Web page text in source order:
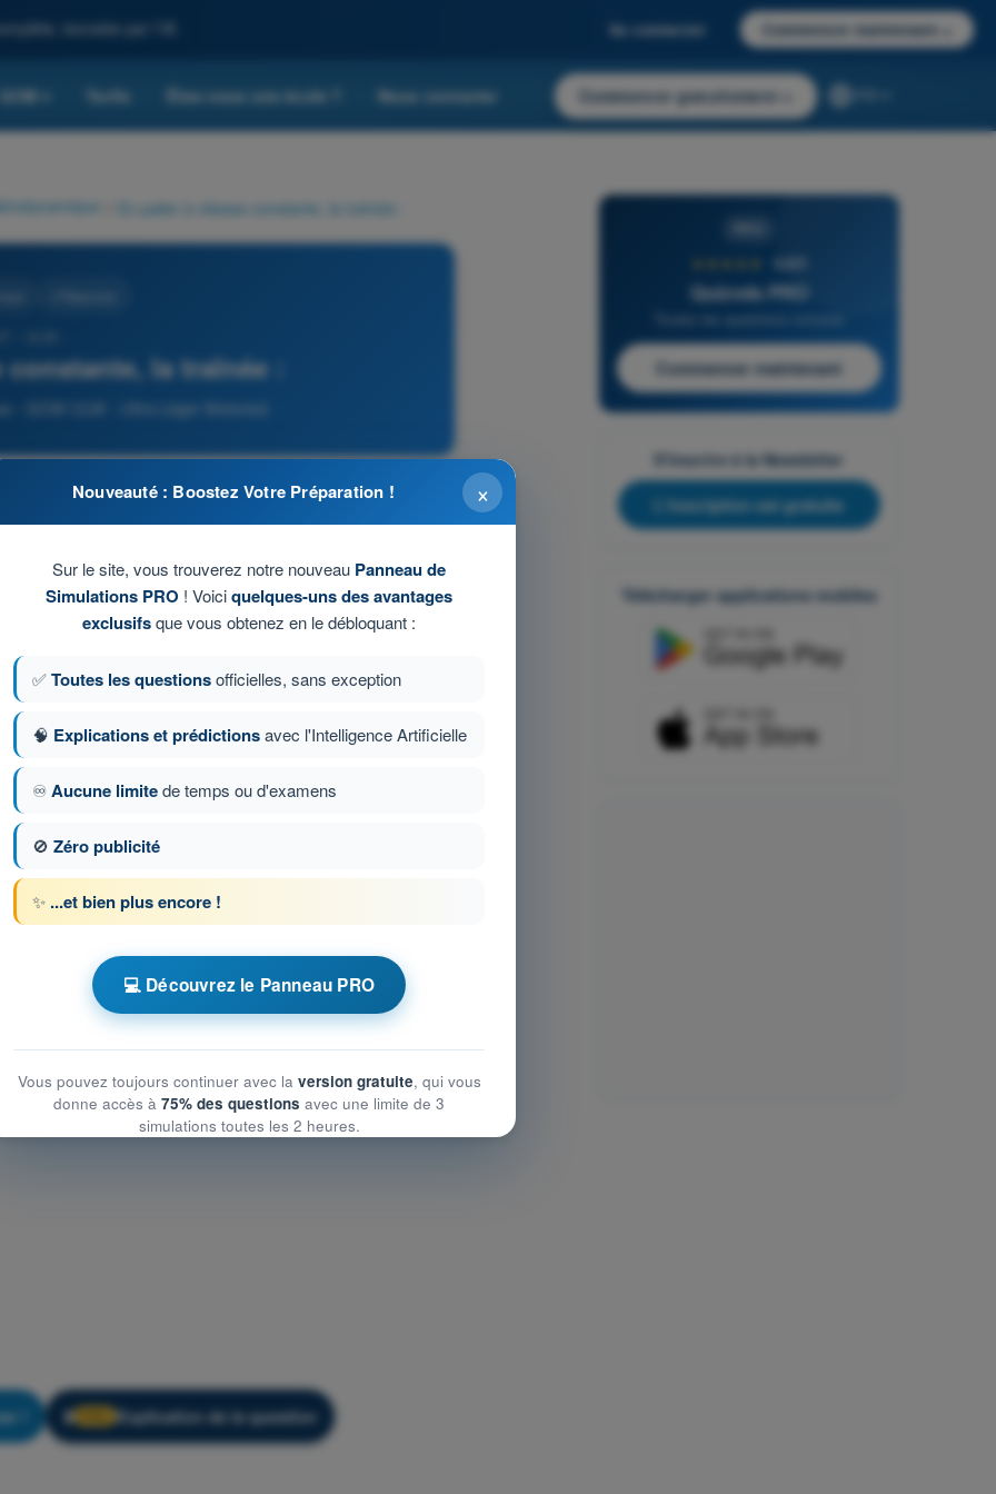
boostée par l'IA Se connecter Commencer maintenant
QCM Tarifs Êtes-vous une école ? Nous contacter Commencer gratuitement
En palier à vitesse constante, la traînée :
la traînée :
- QCM ULM - Ultra Léger Motorisé
traînée en ligne droite lorsque le virage est stabilisé.
236 sur 409 Question suivante
QCM ULM - Ultra Léger Motorisé
ULM - Aérodynamique
! 🔒 Explication de la question
4,6/5
Quizvds PRO
Commencer maintenant
S'inscrire à la Newsletter
L'inscription est gratuite
Télécharger applications mobiles
×
Nouveauté : Boostez Votre Préparation !
Sur le site, vous trouverez notre nouveau Panneau de
Simulations PRO ! Voiciquelques-uns des avantages
exclusifsque vous obtenez en le débloquant :
✅Toutes les questionsofficielles, sans exception
🧠 Explications et prédictionsavec l'Intelligence Artificielle
♾️Aucune limitede temps ou d'examens
🚫 Zéro publicité
✨ ...et bien plus encore !
💻 Découvrez le Panneau PRO
Vous pouvez toujours continuer avec la version gratuite, qui vous
donne accès à 75% des questions avec une limite de 3
simulations toutes les 2 heures.